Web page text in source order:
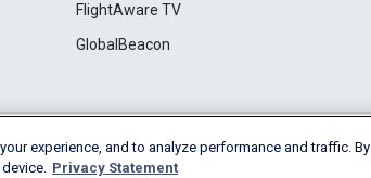
FlightAware TV
GlobalBeacon
Use Privacy Cookie Settings
experience, and to analyze performance and traffic. By
Privacy Statement